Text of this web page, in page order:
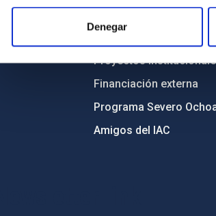
Denegar
Medio Ambiente y
Proyectos
Financiación externa
Programa Severo
Amigos del IAC